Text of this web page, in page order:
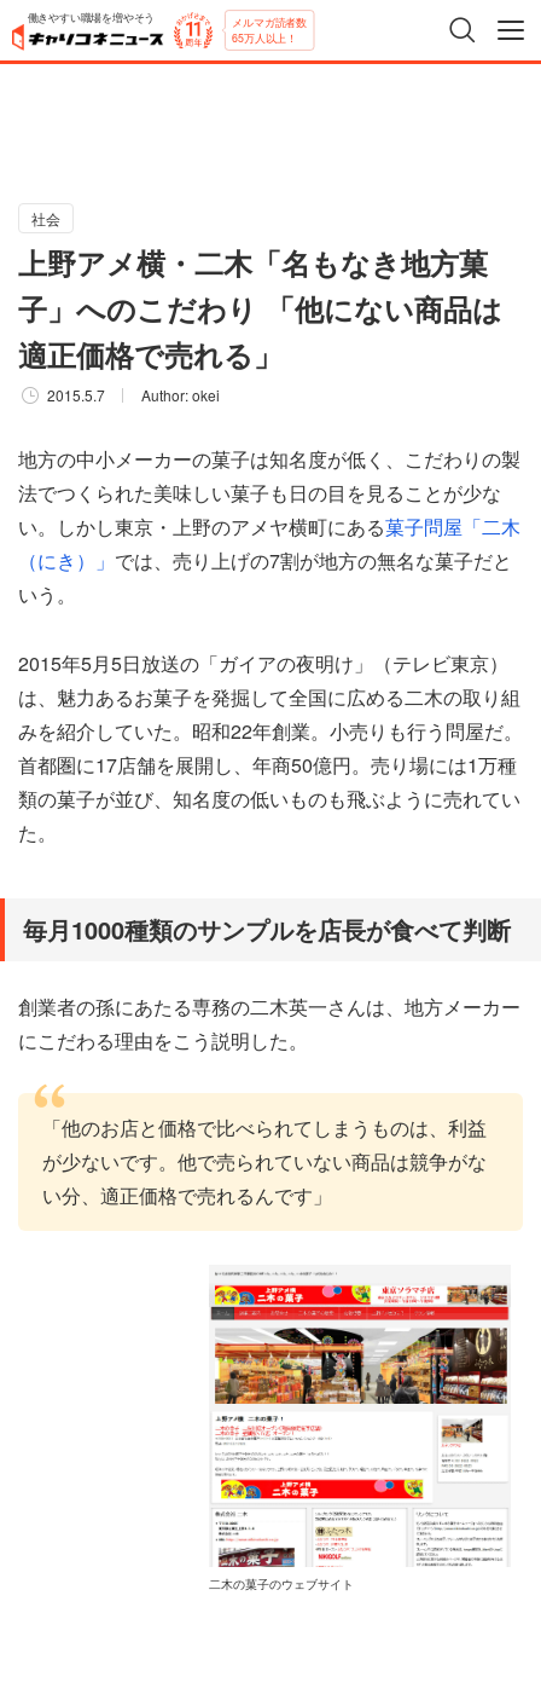
働きやすい職場を増やそう メルマガ読者数
65万人以上！
社会
上野アメ横・二木「名もなき地方菓
子」へのこだわり 「他にない商品は
適正価格で売れる」
2015.5.7 Author:okei
地方の中小メーカーの菓子は知名度が低く、こだわりの製
法でつくられた美味しい菓子も日の目を見ることが少な
い。しかし東京・上野のアメヤ横町にある菓子問屋「二木
（にき）」 では、売り上げの7割が地方の無名な菓子だと
いう。
2015年5月5日放送の「ガイアの夜明け」（テレビ東京）
は、魅力あるお菓子を発掘して全国に広める二木の取り組
みを紹介していた。昭和22年創業。小売りも行う問屋だ。
首都圏に17店舗を展開し、年商50億円。売り場には1万種
類の菓子が並び、知名度の低いものも飛ぶように売れてい
た。
毎月1000種類のサンプルを店長が食べて判断
創業者の孫にあたる専務の二木英一さんは、地方メーカー
にこだわる理由をこう説明した。
「他のお店と価格で比べられてしまうものは、利益
が少ないです。他で売られていない商品は競争がな
い分、適正価格で売れるんです」
二木の菓子のウェブサイト